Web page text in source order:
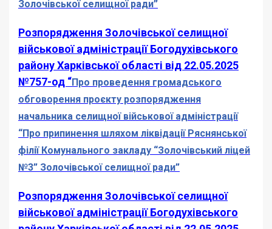
Золочівської селищної ради”
Розпорядження Золочівської селищної
військової адміністрації Богодухівського
району Харківської області від 22.05.2025
№757-од “Про проведення громадського
обговорення проєкту розпорядження
начальника селищної військової адміністрації
“Про припинення шляхом ліквідації Ряснянської
філії Комунального закладу “Золочівський ліцей
№3” Золочівської селищної ради”
Розпорядження Золочівської селищної
військової адміністрації Богодухівського